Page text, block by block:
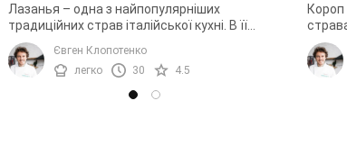
Лазанья – одна з найпопулярніших
традиційних страв італійської кухні. В її
основі соковитий м'ясний фарш, багато сиру
і ніжне листкове тісто. ...
Євген Клопотенко
легко
30 4.5
Короп
з